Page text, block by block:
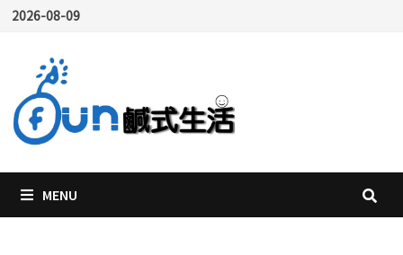
Skip
content
2026-08-09
MENU